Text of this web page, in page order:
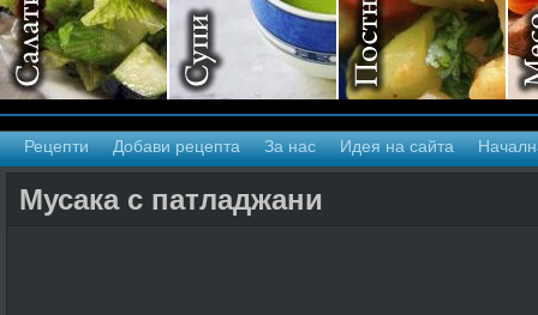
Рецепти Добави рецепта За нас Идея на сайта
Мусака с патладжани